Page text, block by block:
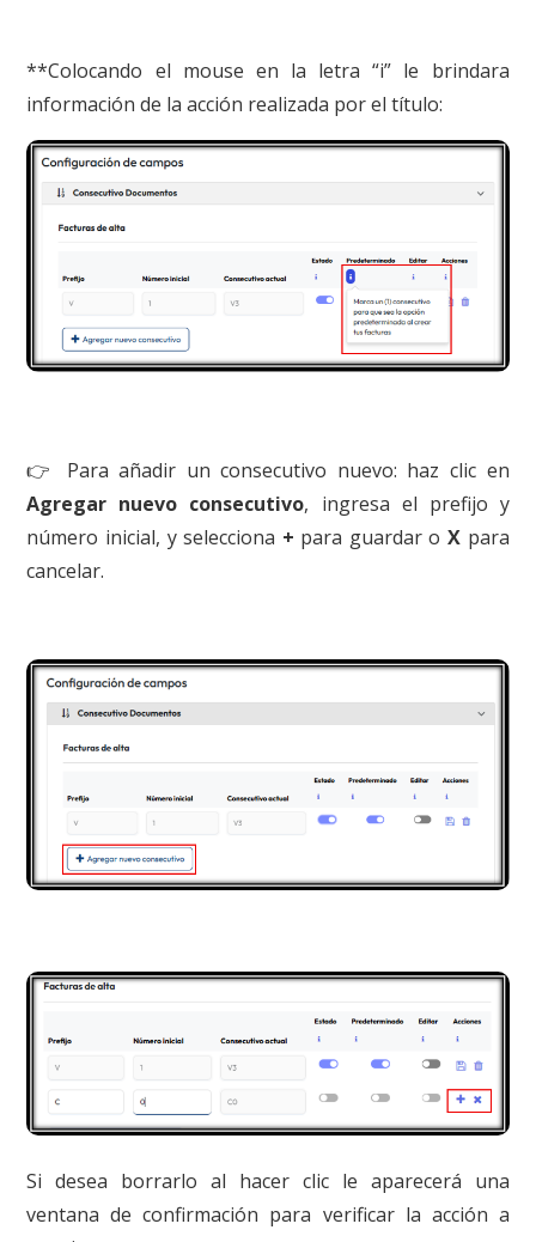
**Colocando el mouse en la letra “i” le brindara
información de la acción realizada por el título:
👉 Para añadir un consecutivo nuevo: haz clic en
Agregar nuevo consecutivo, ingresa el prefijo y
número inicial, y selecciona + para guardar oX para
cancelar.
Si desea borrarlo al hacer clic le aparecerá una
ventana de confirmación para verificar la acción a